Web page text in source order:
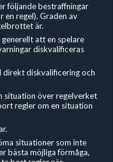
följande bestraffningar
en regel). Graden av
är.
att en spelare
diskvalificeras
diskvalificering och
situation över regelverket
regler om en situation
situationer som inte
bästa möjliga förmåga,